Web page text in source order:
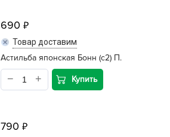
690
Товар доставим
Астильба японская Бонн (с2) П.
Купить
790